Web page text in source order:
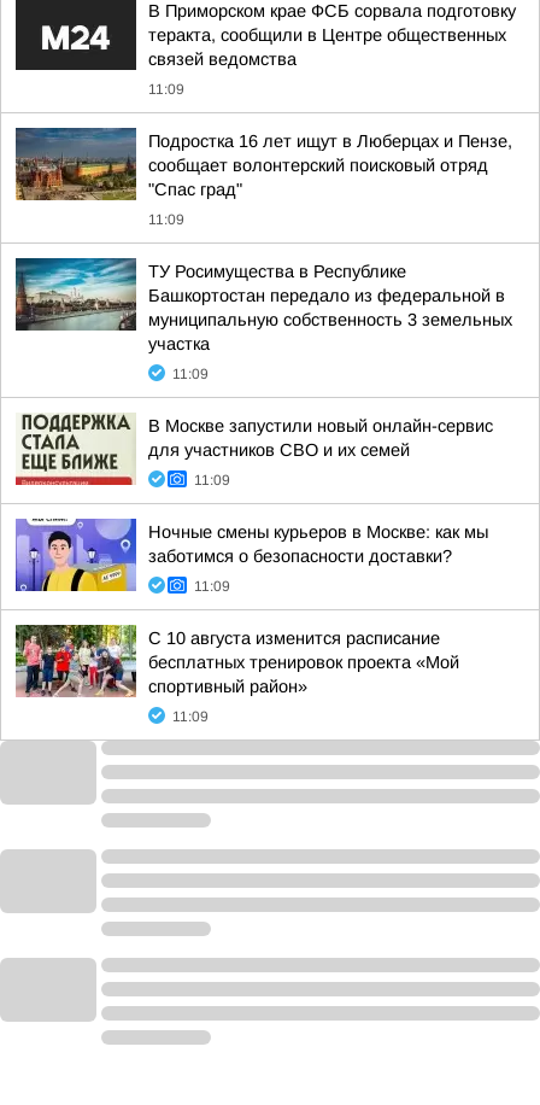
В Приморском крае ФСБ сорвала подготовку
теракта, сообщили в Центре общественных
связей ведомства
11:09
Подростка 16 лет ищут в Люберцах и Пензе,
сообщает волонтерский поисковый отряд
"Спас град"
11:09
ТУ Росимущества в Республике
Башкортостан передало из федеральной в
муниципальную собственность 3 земельных
участка
11:09
В Москве запустили новый онлайн-сервис
для участников СВО и их семей
11:09
Ночные смены курьеров в Москве: как мы
заботимся о безопасности доставки?
11:09
С 10 августа изменится расписание
бесплатных тренировок проекта «Мой
спортивный район»
11:09